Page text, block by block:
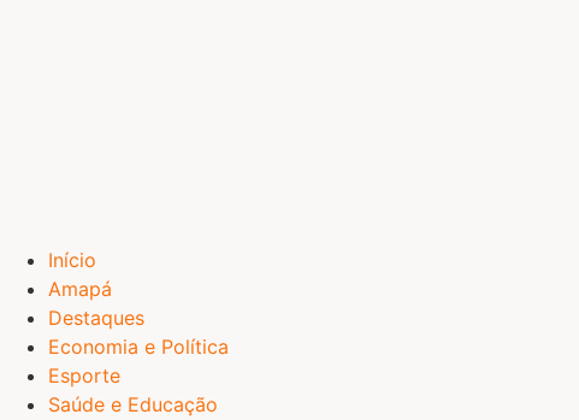
Início
Amapá
Destaques
Economia e Política
Esporte
Saúde e Educação